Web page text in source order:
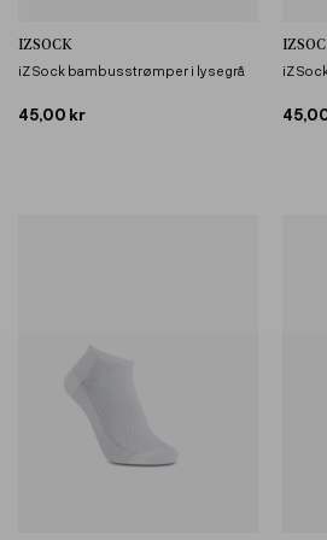
IZSOCK
iZ Sock bambusstrømper i lysegrå
45,00 kr
iZ